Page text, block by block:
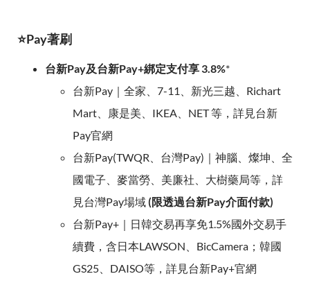
⭐Pay著刷
台新Pay及台新Pay+綁定支付享 3.8%*
台新Pay｜全家、7-11、新光三越、Richart
Mart、康是美、IKEA、NET 等，詳見台新
Pay官網
台新Pay(TWQR、台灣Pay)｜神腦、燦坤、全
國電子、麥當勞、美廉社、大樹藥局等，詳
見台灣Pay場域(限透過台新Pay介面付款)
台新Pay+｜日韓交易再享免1.5%國外交易手
續費，含日本LAWSON、BicCamera；韓國
GS25、DAISO等，詳見台新Pay+官網